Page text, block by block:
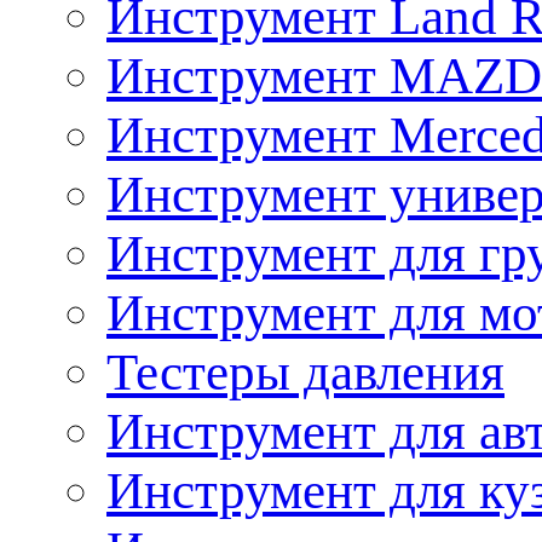
Инструмент Land
Инструмент
Инструмент
Инструмент
Инструмент для
Инструмент для
Тестеры давления
Инструмент для
Инструмент для